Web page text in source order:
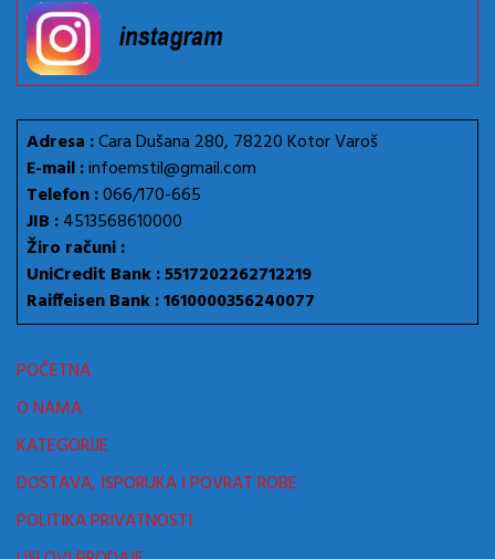
Adresa :Cara Dušana 280, 78220 Kotor Varoš
E-mail :infoemstil@gmail.com
Telefon :066/170-665
JIB :4513568610000
Žiro računi :
UniCredit Bank : 5517202262712219
Raiffeisen Bank : 1610000356240077
POČETNA
O NAMA
KATEGORIJE
DOSTAVA, ISPORUKA I POVRAT ROBE
POLITIKA PRIVATNOSTI